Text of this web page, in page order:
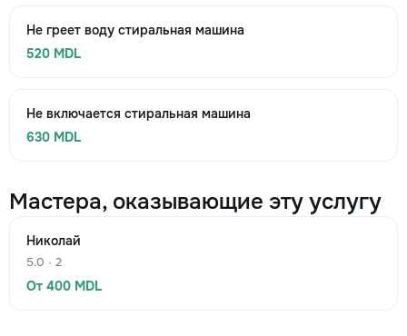
Не греет воду стиральная машина
520 MDL
Не включается стиральная машина
630 MDL
Мастера, оказывающие эту услугу
Николай
5.0 · 2
От 400 MDL